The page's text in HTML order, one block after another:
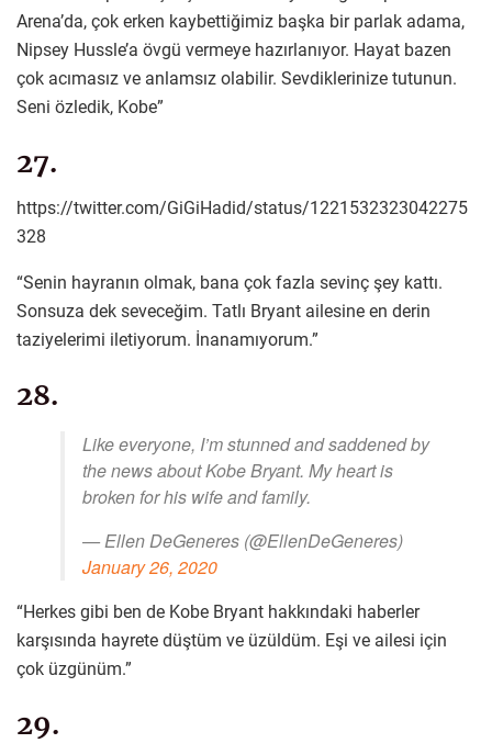
Arena’da, çok erken kaybettiğimiz başka bir parlak adama,
Nipsey Hussle’a övgü vermeye hazırlanıyor. Hayat bazen
çok acımasız ve anlamsız olabilir. Sevdiklerinize tutunun.
Seni özledik, Kobe”
27.
https://twitter.com/GiGiHadid/status/1221532323042275
328
“Senin hayranın olmak, bana çok fazla sevinç şey kattı.
Sonsuza dek seveceğim. Tatlı Bryant ailesine en derin
taziyelerimi iletiyorum. İnanamıyorum.”
28.
Like everyone, I’m stunned and saddened by
the news about Kobe Bryant. My heart is
broken for his wife and family.
— Ellen DeGeneres (@EllenDeGeneres)
January 26, 2020
“Herkes gibi ben de Kobe Bryant hakkındaki haberler
karşısında hayrete düştüm ve üzüldüm. Eşi ve ailesi için
çok üzgünüm.”
29.